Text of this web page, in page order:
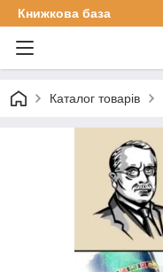
Книжкова база
Каталог товарів